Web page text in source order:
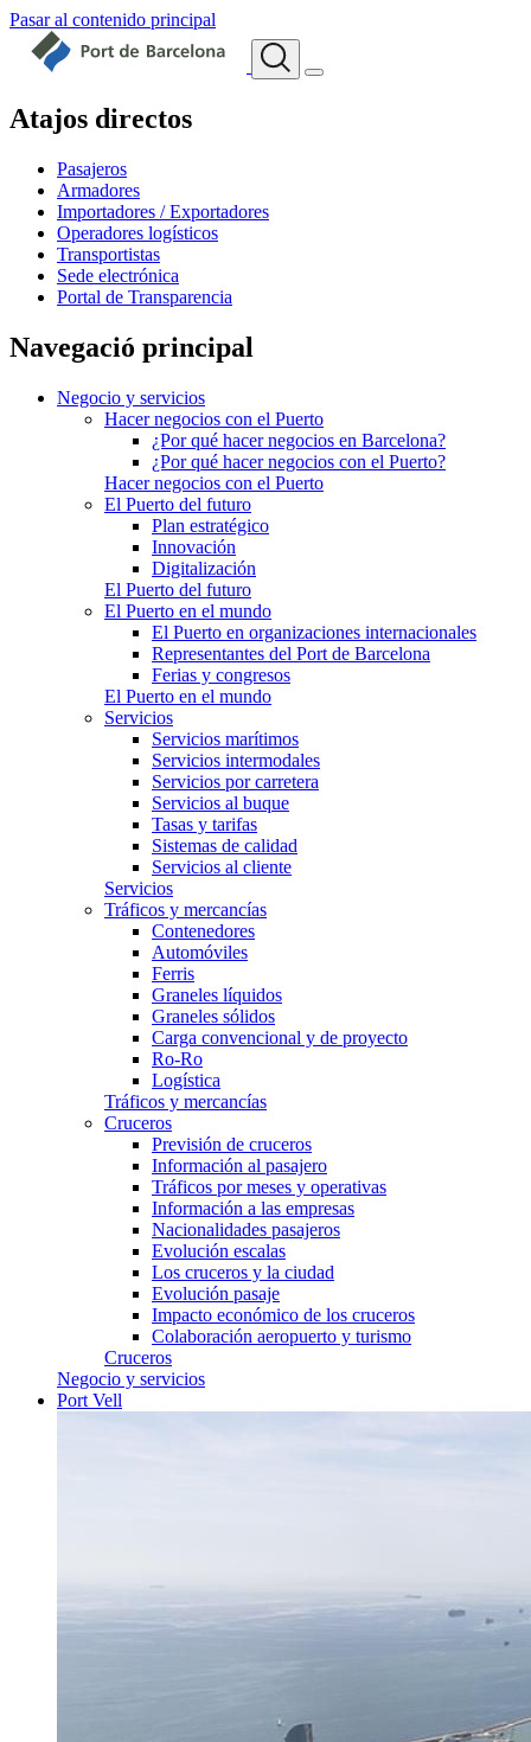
Pasar al contenido principal
Atajos directos
Pasajeros
Armadores
Importadores / Exportadores
Operadores logísticos
Transportistas
Sede electrónica
Portal de Transparencia
Navegació principal
Negocio y servicios
Hacer negocios con el Puerto
¿Por qué hacer negocios en Barcelona?
¿Por qué hacer negocios con el Puerto?
Hacer negocios con el Puerto
El Puerto del futuro
Plan estratégico
Innovación
Digitalización
El Puerto del futuro
El Puerto en el mundo
El Puerto en organizaciones internacionales
Representantes del Port de Barcelona
Ferias y congresos
El Puerto en el mundo
Servicios
Servicios marítimos
Servicios intermodales
Servicios por carretera
Servicios al buque
Tasas y tarifas
Sistemas de calidad
Servicios al cliente
Servicios
Tráficos y mercancías
Contenedores
Automóviles
Ferris
Graneles líquidos
Graneles sólidos
Carga convencional y de proyecto
Ro-Ro
Logística
Tráficos y mercancías
Cruceros
Previsión de cruceros
Información al pasajero
Tráficos por meses y operativas
Información a las empresas
Nacionalidades pasajeros
Evolución escalas
Los cruceros y la ciudad
Evolución pasaje
Impacto económico de los cruceros
Colaboración aeropuerto y turismo
Cruceros
Negocio y servicios
Port Vell